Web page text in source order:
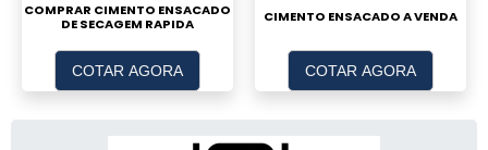
COMPRAR CIMENTO ENSACADO
DE SECAGEM RAPIDA
COTAR AGORA
CIMENTO ENSACADO A VENDA
COTAR AGORA